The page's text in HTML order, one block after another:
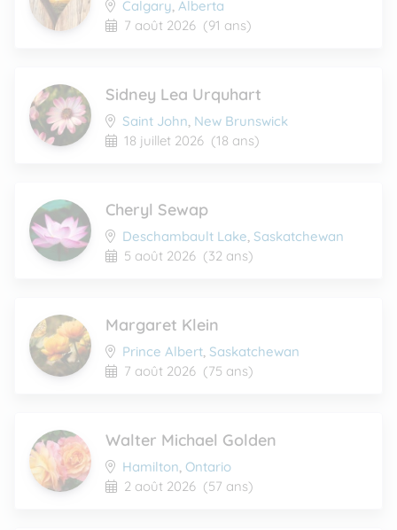
Calgary, Alberta
7 août 2026 (91 ans)
Sidney Lea Urquhart
Saint John, New Brunswick
18 juillet 2026 (18 ans)
Cheryl Sewap
Deschambault Lake, Saskatchewan
5 août 2026 (32 ans)
Margaret Klein
Prince Albert, Saskatchewan
7 août 2026 (75 ans)
Walter Michael Golden
Hamilton, Ontario
2 août 2026 (57 ans)